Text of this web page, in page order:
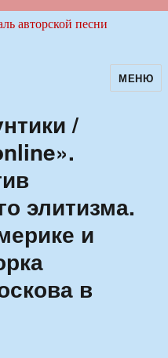
авторскойМЕНЮ
/
элитизма.
и
в